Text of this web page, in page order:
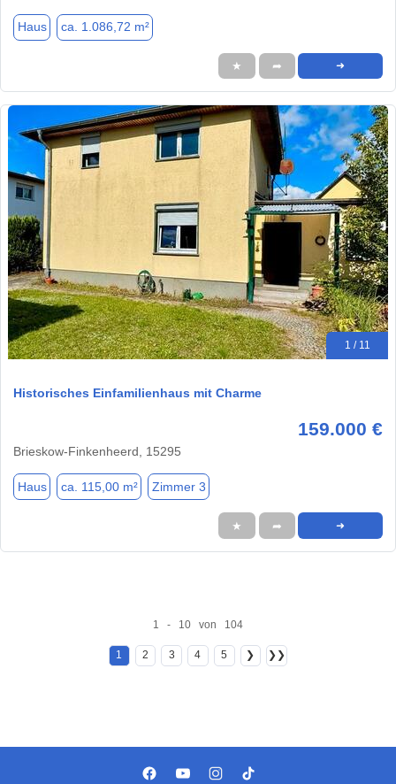
Haus ca. 1.086,72 m²
★ ➦ ➜
1 / 11
Historisches Einfamilienhaus mit Charme
159.000 €
Brieskow-Finkenheerd, 15295
Haus ca. 115,00 m² Zimmer 3
★ ➦ ➜
1 - 10 von 104
1 2 3 4 5 ❯ ❯❯